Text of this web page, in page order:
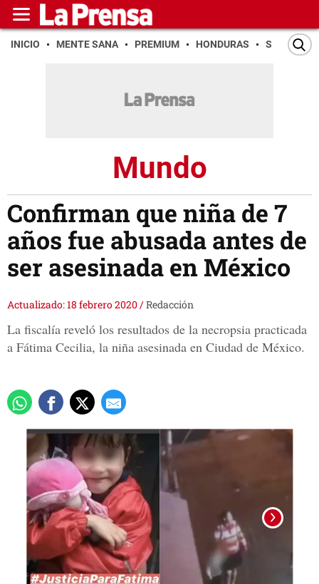
INICIO MENTE SANA PREMIUM HONDURAS SAN PEDRO
Mundo
Confirman que niña de 7
años fue abusada antes de
ser asesinada en México
Actualizado: 18 febrero 2020/Redacción
La fiscalía reveló los resultados de la necropsia practicada
a Fátima Cecilia, la niña asesinada en Ciudad de México.